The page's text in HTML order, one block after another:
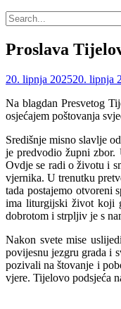
Search
Search
for:
Proslava
Posted
20. lipnja 202520. lipnja
Na blagdan Presvetog
osjećajem poštovanja
Središnje misno slavlje
je predvodio župni
Ovdje se radi o životu i
vjernika. U trenutku
tada postajemo otvoreni
ima liturgijski život koji
dobrotom i strpljiv je s
Nakon svete mise
povijesnu jezgru grada i
pozivali na štovanje i
vjere. Tijelovo podsjeća